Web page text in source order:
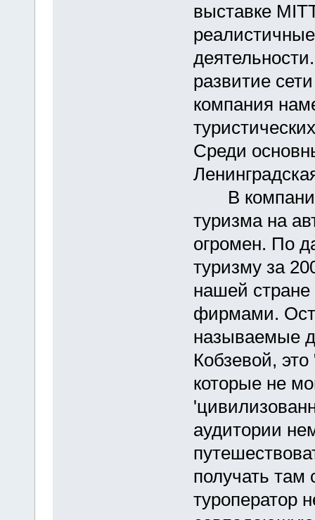
выставке
развитие
компания
Среди
В компании
туризма на
огромен. По
туризму за
нашей
фирмами.
называемые
Кобзевой,
которые не
аудитории
получать там
туроператор